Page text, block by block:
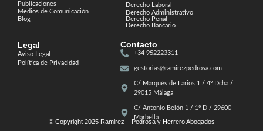
Publicaciones
Medios de Comunicación
Blog
Derecho Laboral
Derecho Administrativo
Derecho Penal
Derecho Bancario
Legal
Aviso Legal
Política de Privacidad
Contacto
+34 952223311
gestorias@ramirezpedrosa.com
C/ Marqués de Larios 1 / 4º Dcha /
29015 Málaga
C/ Antonio Belón 1 / 1º D / 29600
Marbella
© Copyright 2025 Ramirez – Pedrosa y Herrero Abogados